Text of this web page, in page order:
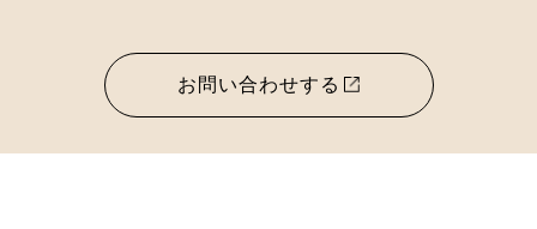
お問い合わせする